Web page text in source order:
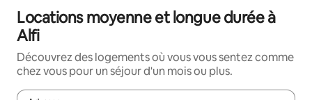
Locations moyenne et longue durée à
Alfi
Découvrez des logements où vous vous sentez comme
chez vous pour un séjour d'un mois ou plus.